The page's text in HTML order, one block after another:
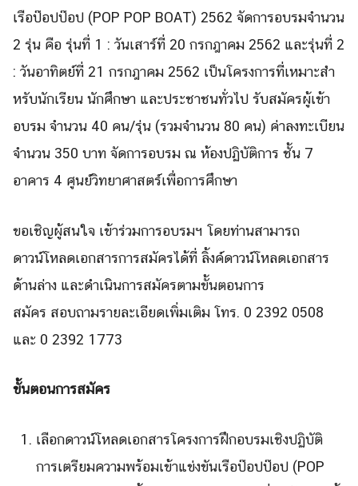
for:
เรือป๊อปป๊อป (POP POP BOAT) 2562 จัดการอบรมจำนวน
2 รุ่น คือ รุ่นที่ 1 : วันเสาร์ที่ 20 กรกฎาคม 2562 และรุ่นที่ 2
: วันอาทิตย์ที่ 21 กรกฎาคม 2562 เป็นโครงการที่เหมาะสำ
หรับนักเรียน นักศึกษา และประชาชนทั่วไป รับสมัครผู้เข้า
อบรม จำนวน 40 คน/รุ่น (รวมจำนวน 80 คน) ค่าลงทะเบียน
จำนวน 350 บาท จัดการอบรม ณ ห้องปฏิบัติการ ชั้น 7
อาคาร 4 ศูนย์วิทยาศาสตร์เพื่อการศึกษา
ขอเชิญผู้สนใจ เข้าร่วมการอบรมฯ โดยท่านสามารถ
ดาวน์โหลดเอกสารการสมัครได้ที่ ลิ้งค์ดาวน์โหลดเอกสาร
ด้านล่าง และดำเนินการสมัครตามขั้นตอนการ
สมัคร สอบถามรายละเอียดเพิ่มเติม โทร. 0 2392 0508
และ 0 2392 1773
ขั้นตอนการสมัคร
เลือกดาวน์โหลดเอกสารโครงการฝึกอบรมเชิงปฏิบัติ
การเตรียมความพร้อมเข้าแข่งขันเรือป๊อปป๊อป (POP